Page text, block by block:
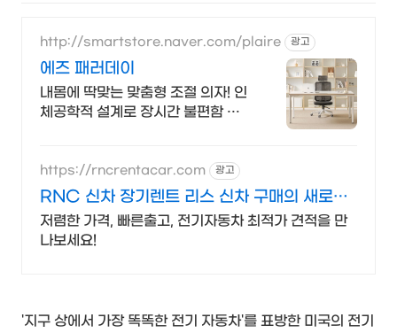
http://smartstore.naver.com/plaire 광고
에즈 패러데이
내몸에 딱맞는 맞춤형 조절 의자! 인
체공학적 설계로 장시간 불편함 없
https://rncrentacar.com 광고
RNC 신차 장기렌트 리스 신차 구매의 새로운
시작
저렴한 가격, 빠른출고, 전기자동차 최적가 견적을 만
나보세요!
'지구 상에서 가장 똑똑한 전기 자동차'를 표방한 미국의 전기